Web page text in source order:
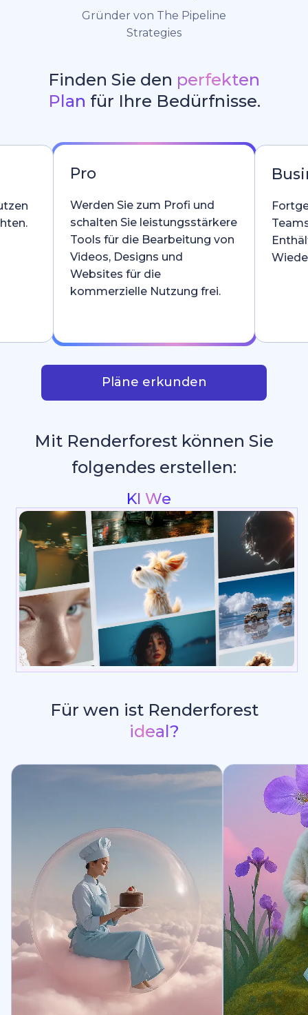
Gründer von The Pipeline
Strategies
Finden Sie den perfekten
Plan für Ihre Bedürfnisse.
Pro
Werden Sie zum Profi und
schalten Sie leistungsstärkere
Tools für die Bearbeitung von
Videos, Designs und
Websites für die
kommerzielle Nutzung frei.
Pläne erkunden
Mit Renderforest können Sie
folgendes erstellen:
Intros & Logo Animationen
Für wen ist Renderforest
ideal?